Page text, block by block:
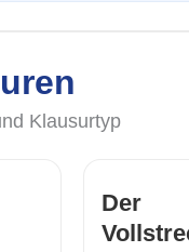
Klausurtyp
Der